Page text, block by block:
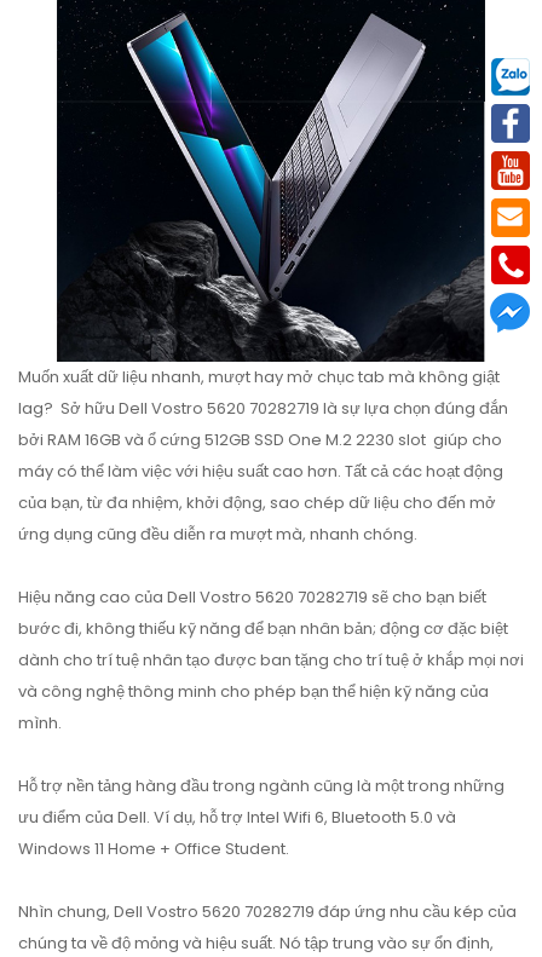
Muốn xuất dữ liệu nhanh, mượt hay mở chục tab mà không giật
lag? Sở hữu Dell Vostro 5620 70282719 là sự lựa chọn đúng đắn
bởi RAM 16GB và ổ cứng 512GB SSD One M.2 2230 slot giúp cho
máy có thể làm việc với hiệu suất cao hơn. Tất cả các hoạt động
của bạn, từ đa nhiệm, khởi động, sao chép dữ liệu cho đến mở
ứng dụng cũng đều diễn ra mượt mà, nhanh chóng.
Hiệu năng cao của Dell Vostro 5620 70282719 sẽ cho bạn biết
bước đi, không thiếu kỹ năng để bạn nhân bản; động cơ đặc biệt
dành cho trí tuệ nhân tạo được ban tặng cho trí tuệ ở khắp mọi nơi
và công nghệ thông minh cho phép bạn thể hiện kỹ năng của
mình.
Hỗ trợ nền tảng hàng đầu trong ngành cũng là một trong những
ưu điểm của Dell. Ví dụ, hỗ trợ Intel Wifi 6, Bluetooth 5.0 và
Windows 11 Home + Office Student.
Nhìn chung, Dell Vostro 5620 70282719 đáp ứng nhu cầu kép của
chúng ta về độ mỏng và hiệu suất. Nó tập trung vào sự ổn định,